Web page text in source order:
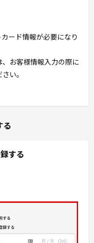
ード情報が必要になり
お客様情報入力の際に
い。
る
する